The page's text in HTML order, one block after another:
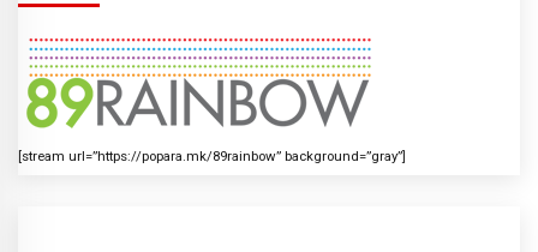
[stream url=”https://popara.mk/89rainbow” background=”gray”]